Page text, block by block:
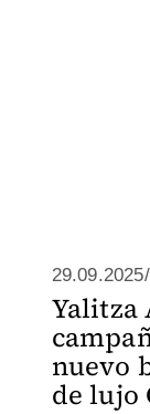
29.09.2025/
Yalitza
nuevo
de lujo